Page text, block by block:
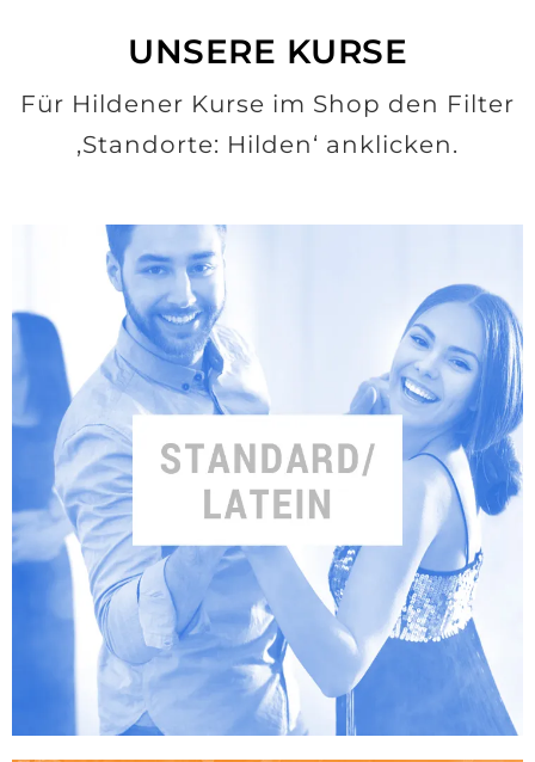
UNSERE KURSE
Für Hildener Kurse im Shop den Filter
‚Standorte: Hilden‘ anklicken.